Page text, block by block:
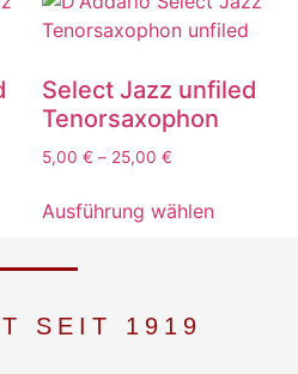
Select Jazz unfiled
Tenorsaxophon
5,00 € – 25,00 €
Ausführung wählen
SEIT 1919